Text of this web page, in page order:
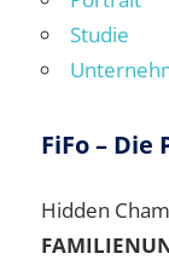
Studie
FiFo –
Hidden